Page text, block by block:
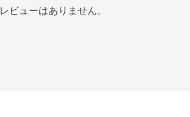
レビューはありません。